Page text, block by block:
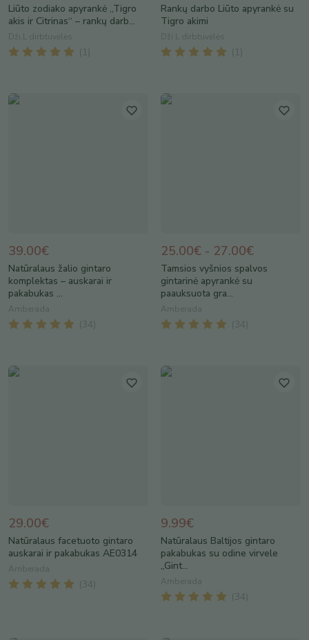
Liūto zodiako apyrankė „Tigro
akis ir Citrinas“ – rankų darb...
Dži.L dirbtuvėlės
( 1
Rankų darbo Liūto apyrankė su
Tigro akimi
Dži.L dirbtuvėlės
( 1
39.00€
Natūralaus žalio gintaro
komplektas – auskarai ir
pakabukas ...
Amberada
( 34
25.00€ - 27.00€
Tamsios vyšnios spalvos
gintarinė apyrankė su
paauksuota gra...
Amberada
( 34
29.00€
Natūralaus facetuoto gintaro
auskarai ir pakabukas AE0314
Amberada
( 34
9.99€
Natūralaus Baltijos gintaro
pakabukas su odine virvele
„Gint...
Amberada
( 34